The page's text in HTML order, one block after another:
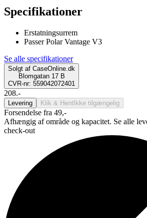
Specifikationer
Erstatningsurrem
Passer Polar Vantage V3
Se alle specifikationer
Solgt af CaseOnline.dk
Blomgatan 17 B
CVR-nr: 559042072401
208.-
Levering Klik & Hent Ikke tilgængelig
Forsendelse fra 49,-
Afhængig af område og kapacitet. Se alle
check-out